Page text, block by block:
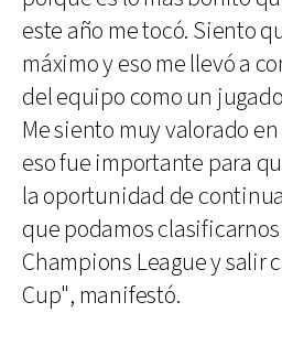
este año me tocó. Siento
máximo y eso me llevó a
del equipo como un
Me siento muy valorado
eso fue importante para
la oportunidad de
que podamos
Champions League y salir
Cup", manifestó.